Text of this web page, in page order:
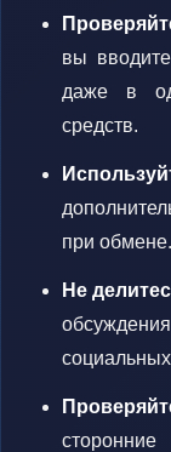
вы
даже в
средств.
при обмене.
Не
социальных